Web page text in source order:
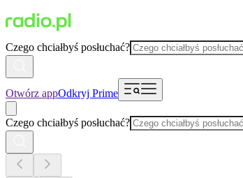
Czego chciałbyś posłuchać?
Otwórz appOdkryj Prime
Czego chciałbyś posłuchać?